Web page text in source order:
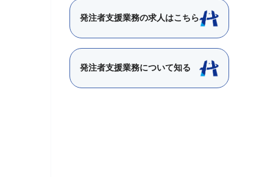
発注者支援業務の求人はこちら
発注者支援業務について知る